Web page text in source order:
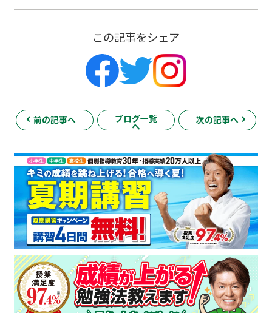
この記事をシェア
前の記事へ ブログ一覧
へ
次の記事へ